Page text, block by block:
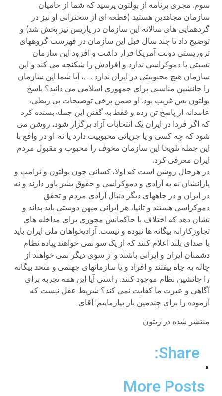
سوم. مجری برنامه از بولتون پرسید که شما از حامیان
سازمان مجاهدین هستید (قطعه ای از سخنرانی او نیز در
گردهمایی های سالانه این سازمان در پاریس نیز پخش شد) و
توضیح داد تا چند سال قبل این سازمان در فهرست گروههای
تروریستی دولت آمریکا قرار داشت و افزود این سازمان
نسبتی با دموکراسی ندارد و افرادش را شکنجه می کند و این
سازمان هیچ محبوبیتی در ایران ندارد . . .، آیا شما این سازمان
را جانشین مناسبی برای جمهوری اسلامی می دانید؟ پاسخ
بولتون بس غریب بود. او ضمن برخی توضیحات بی ربطی،
عامدانه از پاسخ تن زده و فقط به گفتن این جمله بسنده کرد
که اگر فردا در ایران یک انتخابات آزاد برگزار شود، روشن می
شود که چه کسی و یا جریانی محبوبیت دارد یا نه. او در واقع با
این جمله تلویحا این سازمان مخوف را محبوب و مقبول مردم
ایران معرفی کرد.
در هرحال روشن است که اولا، کسانی چون بولتون و ترامپ و
یارانشان نه به آزادی و دموکراسی و حقوق بشر باور دارند و نه
در ایران و در جاههای دیگر دنبال آزادی مردم و تحقق
دموکراسی هستند و ثانیا، هر ایرانی میهن دوستی باید بداند و
نشان دهد که اختلاف با حاکمانش مجوزی برای مداخله های
تجاوزکارانه بیگانه ها نبوده و نیست. آزادیخواهان ملی ایران باید
با صدای بلند اعلام کنند که از یک سو نمی خواهند پیاده نظام
دشمنان ایران و ایرانی باشند و از سوی دیگر نمی خواهند از
چاله به چاه بیفتند و افراد و یا سازمانهای جهنمی و متحد بیگانه
را جانشین نظام موجود کنند. راستی آیا این همه تجربه برای
آگاهی و عبرت ما کفایت نمی کند؟ شریط عقل نیست که
آزموده را برای چندمین بار بیازماییم! آقای
منتشر شده در زیتون
Share:
More Posts